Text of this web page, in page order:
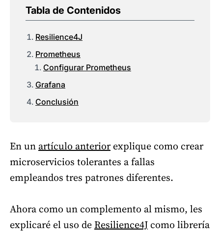
Tabla de Contenidos
Resilience4J
Prometheus
Configurar Prometheus
Grafana
Conclusión
En un artículo anteriorexplique como crear
microservicios tolerantes a fallas
empleandos tres patrones diferentes.
Ahora como un complemento al mismo, les
explicaré el uso deResilience4J como librería